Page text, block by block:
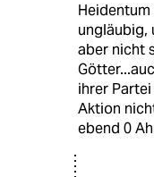
ungläubig,
aber nicht
ihrer
Aktion
ebend 0